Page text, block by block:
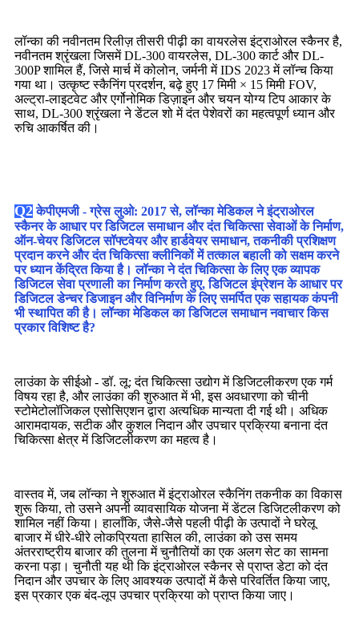
लॉन्का की नवीनतम रिलीज़ तीसरी पीढ़ी का वायरलेस इंट्राओरल स्कैनर है,
नवीनतम श्रृंखला जिसमें DL-300 वायरलेस, DL-300 कार्ट और DL-
300P शामिल हैं, जिसे मार्च में कोलोन, जर्मनी में IDS 2023 में लॉन्च किया
गया था। उत्कृष्ट स्कैनिंग प्रदर्शन, बढ़े हुए 17 मिमी × 15 मिमी FOV,
अल्ट्रा-लाइटवेट और एर्गोनोमिक डिज़ाइन और चयन योग्य टिप आकार के
साथ, DL-300 श्रृंखला ने डेंटल शो में दंत पेशेवरों का महत्वपूर्ण ध्यान और
रुचि आकर्षित की।
Q2 केपीएमजी - ग्रेस लुओ: 2017 से, लॉन्का मेडिकल ने इंट्राओरल
स्कैनर के आधार पर डिजिटल समाधान और दंत चिकित्सा सेवाओं के निर्माण,
ऑन-चेयर डिजिटल सॉफ्टवेयर और हार्डवेयर समाधान, तकनीकी प्रशिक्षण
प्रदान करने और दंत चिकित्सा क्लीनिकों में तत्काल बहाली को सक्षम करने
पर ध्यान केंद्रित किया है। लॉन्का ने दंत चिकित्सा के लिए एक व्यापक
डिजिटल सेवा प्रणाली का निर्माण करते हुए, डिजिटल इंप्रेशन के आधार पर
डिजिटल डेन्चर डिजाइन और विनिर्माण के लिए समर्पित एक सहायक कंपनी
भी स्थापित की है। लॉन्का मेडिकल का डिजिटल समाधान नवाचार किस
प्रकार विशिष्ट है?
लाउंका के सीईओ - डॉ. लू: दंत चिकित्सा उद्योग में डिजिटलीकरण एक गर्म
विषय रहा है, और लाउंका की शुरुआत में भी, इस अवधारणा को चीनी
स्टोमेटोलॉजिकल एसोसिएशन द्वारा अत्यधिक मान्यता दी गई थी। अधिक
आरामदायक, सटीक और कुशल निदान और उपचार प्रक्रिया बनाना दंत
चिकित्सा क्षेत्र में डिजिटलीकरण का महत्व है।
वास्तव में, जब लॉन्का ने शुरुआत में इंट्राओरल स्कैनिंग तकनीक का विकास
शुरू किया, तो उसने अपनी व्यावसायिक योजना में डेंटल डिजिटलीकरण को
शामिल नहीं किया। हालाँकि, जैसे-जैसे पहली पीढ़ी के उत्पादों ने घरेलू
बाजार में धीरे-धीरे लोकप्रियता हासिल की, लाउंका को उस समय
अंतरराष्ट्रीय बाजार की तुलना में चुनौतियों का एक अलग सेट का सामना
करना पड़ा। चुनौती यह थी कि इंट्राओरल स्कैनर से प्राप्त डेटा को दंत
निदान और उपचार के लिए आवश्यक उत्पादों में कैसे परिवर्तित किया जाए,
इस प्रकार एक बंद-लूप उपचार प्रक्रिया को प्राप्त किया जाए।